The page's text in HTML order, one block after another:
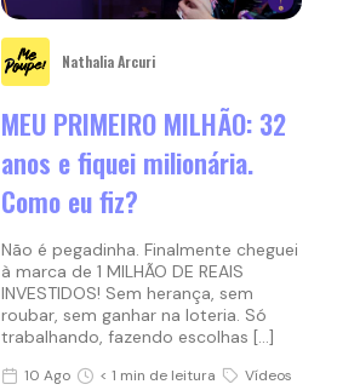
Nathalia Arcuri
MEU PRIMEIRO MILHÃO: 32
anos e fiquei milionária.
Como eu fiz?
Não é pegadinha. Finalmente cheguei
à marca de 1 MILHÃO DE REAIS
INVESTIDOS! Sem herança, sem
roubar, sem ganhar na loteria. Só
trabalhando, fazendo escolhas […]
10 Ago < 1 min de leitura Vídeos